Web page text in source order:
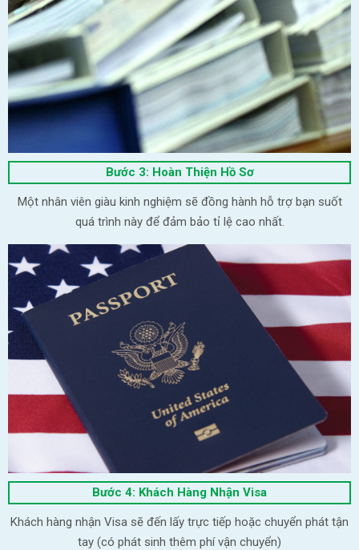
Bước 3: Hoàn Thiện Hồ Sơ
Một nhân viên giàu kinh nghiệm sẽ đồng hành hỗ trợ bạn suốt
quá trình này để đảm bảo tỉ lệ cao nhất.
Bước 4: Khách Hàng Nhận Visa
Khách hàng nhận Visa sẽ đến lấy trực tiếp hoặc chuyển phát tận
tay (có phát sinh thêm phí vận chuyển)